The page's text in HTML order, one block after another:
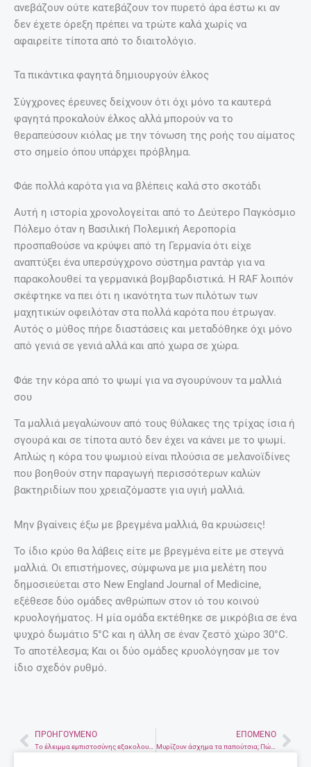
ανεβάζουν ούτε κατεβάζουν τον πυρετό άρα έστω κι αν
δεν έχετε όρεξη πρέπει να τρώτε καλά χωρίς να
αφαιρείτε τίποτα από το διαιτολόγιο.
Τα πικάντικα φαγητά δημιουργούν έλκος
Σύγχρονες έρευνες δείχνουν ότι όχι μόνο τα καυτερά
φαγητά προκαλούν έλκος αλλά μπορούν να το
θεραπεύσουν κιόλας με την τόνωση της ροής του αίματος
στο σημείο όπου υπάρχει πρόβλημα.
Φάε πολλά καρότα για να βλέπεις καλά στο σκοτάδι
Αυτή η ιστορία χρονολογείται από το Δεύτερο Παγκόσμιο
Πόλεμο όταν η Βασιλική Πολεμική Αεροπορία
προσπαθούσε να κρύψει από τη Γερμανία ότι είχε
αναπτύξει ένα υπερσύγχρονο σύστημα ραντάρ για να
παρακολουθεί τα γερμανικά βομβαρδιστικά. Η RAF λοιπόν
σκέφτηκε να πει ότι η ικανότητα των πιλότων των
μαχητικών οφειλόταν στα πολλά καρότα που έτρωγαν.
Αυτός ο μύθος πήρε διαστάσεις και μεταδόθηκε όχι μόνο
από γενιά σε γενιά αλλά και από χωρα σε χώρα.
Φάε την κόρα από το ψωμί για να σγουρύνουν τα μαλλιά
σου
Τα μαλλιά μεγαλώνουν από τους θύλακες της τρίχας ίσια ή
σγουρά και σε τίποτα αυτό δεν έχει να κάνει με το ψωμί.
Απλώς η κόρα του ψωμιού είναι πλούσια σε μελανοϊδίνες
που βοηθούν στην παραγωγή περισσότερων καλών
βακτηριδίων που χρειαζόμαστε για υγιή μαλλιά.
Μην βγαίνεις έξω με βρεγμένα μαλλιά, θα κρυώσεις!
Το ίδιο κρύο θα λάβεις είτε με βρεγμένα είτε με στεγνά
μαλλιά. Οι επιστήμονες, σύμφωνα με μια μελέτη που
δημοσιεύεται στο New England Journal of Medicine,
εξέθεσε δύο ομάδες ανθρώπων στον ιό του κοινού
κρυολογήματος. Η μία ομάδα εκτέθηκε σε μικρόβια σε ένα
ψυχρό δωμάτιο 5°C και η άλλη σε έναν ζεστό χώρο 30°C.
Το αποτέλεσμα; Και οι δύο ομάδες κρυολόγησαν με τον
ίδιο σχεδόν ρυθμό.
PrevΠΡΟΗΓΟΎΜΕΝΟ
Το έλειμμα εμπιστοσύνης εξακολουθεί να υπάρχει με την Ελλάδα, λέει ο Ντάισελμπλουμ
ΕΠΌΜΕΝΟ
Μυρίζουν άσχημα τα παπούτσια; Πώς να το αποφύγεις